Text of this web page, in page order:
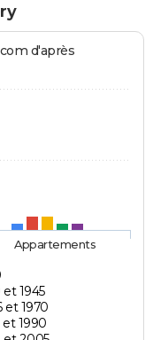
d'après
et 1945
et 1970
et 1990
Appartements